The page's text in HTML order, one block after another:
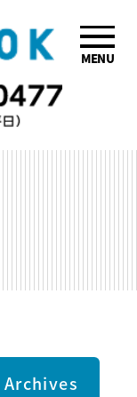
のデザイ
STUDIO
MENU
Archives